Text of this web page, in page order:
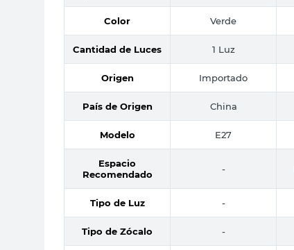
Color Verde
Cantidad de Luces 1 Luz
Origen Importado
País de Origen China
Modelo E27
Espacio
Recomendado
-
Tipo de Luz -
Tipo de Zócalo -